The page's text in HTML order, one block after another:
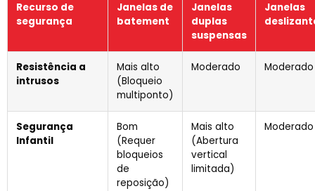
Recurso de
segurança
Janelas de
batement
Janelas
duplas
suspensas
Janelas
Resistência a
intrusos
Mais alto
(Bloqueio
multiponto)
Moderado Moderado
Segurança
Infantil
Bom
(Requer
bloqueios
de
reposição)
Mais alto
(Abertura
vertical
limitada)
Moderado